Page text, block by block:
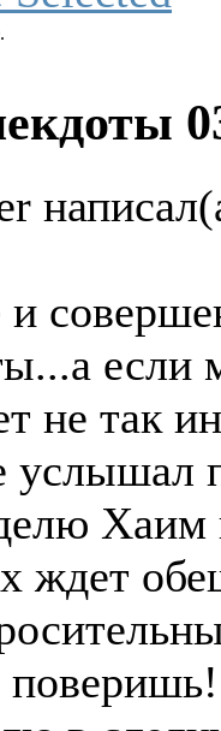
если
не так
услышал
Хаим
ждет